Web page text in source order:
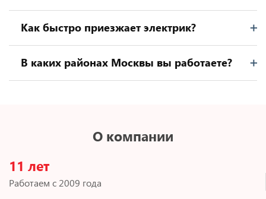
Как быстро приезжает электрик?
В каких районах Москвы вы работаете?
О компании
11 лет
Работаем с 2009 года